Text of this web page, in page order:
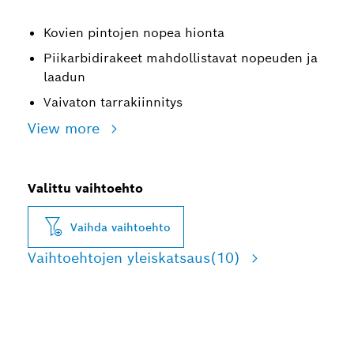
Kovien pintojen nopea hionta
Piikarbidirakeet mahdollistavat nopeuden ja
laadun
Vaivaton tarrakiinnitys
View more
Valittu vaihtoehto
Vaihda vaihtoehto
Vaihtoehtojen yleiskatsaus(10)